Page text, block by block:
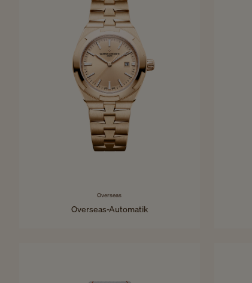
Overseas
Overseas-Automatik